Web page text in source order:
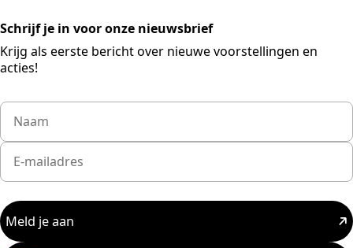
Schrijf je in voor onze nieuwsbrief
Krijg als eerste bericht over nieuwe voorstellingen en
acties!
Meld je aan